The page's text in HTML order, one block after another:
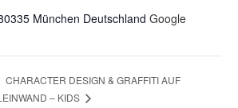
München Deutschland Google
CHARACTER DESIGN & GRAFFITI AUF
– KIDS